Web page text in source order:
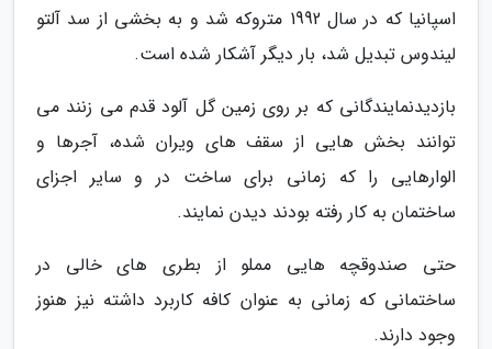
اسپانیا که در سال 1992 متروکه شد و به بخشی از سد آلتو
لیندوس تبدیل شد، بار دیگر آشکار شده است.
بازدیدنمایندگانی که بر روی زمین گل آلود قدم می زنند می
توانند بخش هایی از سقف های ویران شده، آجرها و
الوارهایی را که زمانی برای ساخت در و سایر اجزای
ساختمان به کار رفته بودند دیدن نمایند.
حتی صندوقچه هایی مملو از بطری های خالی در
ساختمانی که زمانی به عنوان کافه کاربرد داشته نیز هنوز
وجود دارند.